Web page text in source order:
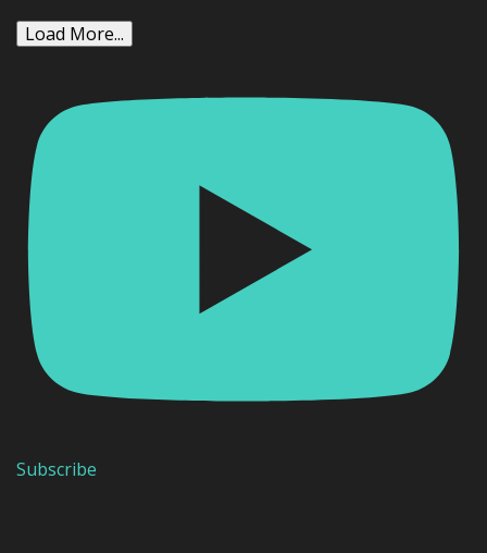
Load More...
Subscribe